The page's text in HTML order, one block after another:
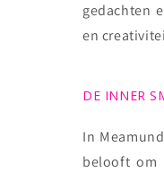
gedachten
en
DE INNER
In
belooft om